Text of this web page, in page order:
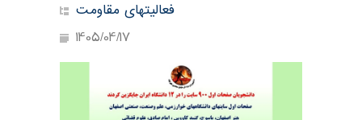
فعالیتهای مقاومت
1405/04/17